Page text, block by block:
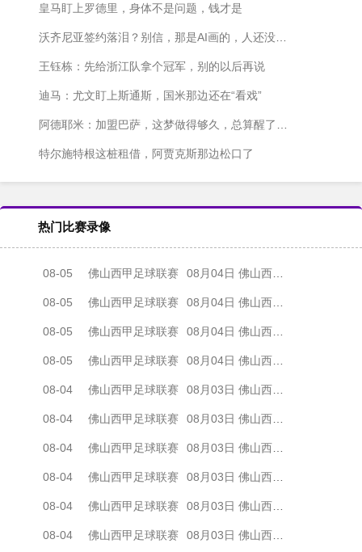
皇马盯上罗德里，身体不是问题，钱才是
沃齐尼亚签约落泪？别信，那是AI画的，人还没签字呢
王钰栋：先给浙江队拿个冠军，别的以后再说
迪马：尤文盯上斯通斯，国米那边还在“看戏”
阿德耶米：加盟巴萨，这梦做得够久，总算醒了？不对，是成了！
特尔施特根这桩租借，阿贾克斯那边松口了
热门比赛录像
08-05 佛山西甲足球联赛 08月04日 佛山西甲足球联赛32强淘汰赛 肇庆恒骏成 VS 三七互娱 全场录像
08-05 佛山西甲足球联赛 08月04日 佛山西甲足球联赛32强淘汰赛 广东西南建设 VS 香港圣徒 全场录像
08-05 佛山西甲足球联赛 08月04日 佛山西甲足球联赛32强淘汰赛 贪玩游戏 VS 美的薪火 全场录像
08-05 佛山西甲足球联赛 08月04日 佛山西甲足球联赛32强淘汰赛 藝品高國際 VS 湛江狂狼·粵辉能源 全场录像
08-04 佛山西甲足球联赛 08月03日 佛山西甲足球联赛32强淘汰赛 广东客家青年 VS 广州英华思力U17 全场录像
08-04 佛山西甲足球联赛 08月03日 佛山西甲足球联赛32强淘汰赛 广州求信 VS 顺德新青年 全场录像
08-04 佛山西甲足球联赛 08月03日 佛山西甲足球联赛32强淘汰赛 大塘控股 VS 茂名市点都得 全场录像
08-04 佛山西甲足球联赛 08月03日 佛山西甲足球联赛32强淘汰赛 广东凤铝 VS 湛江八部科技 全场录像
08-04 佛山西甲足球联赛 08月03日 佛山西甲足球联赛32强淘汰赛 广州蜀地红 VS 广州戴拿模 全场录像
08-04 佛山西甲足球联赛 08月03日 佛山西甲足球联赛32强淘汰赛 三水乐民兴健力宝 VS 中国澳门澳科精英 全场录像